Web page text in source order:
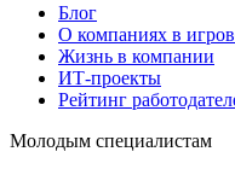
Блог
О компаниях в
Жизнь в компании
ИТ-проекты
Рейтинг
Молодым специалистам